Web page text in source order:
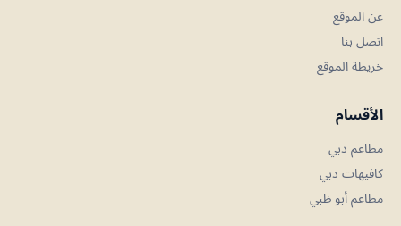
عن الموقع
اتصل بنا
خريطة الموقع
الأقسام
مطاعم دبي
كافيهات دبي
مطاعم أبو ظبي